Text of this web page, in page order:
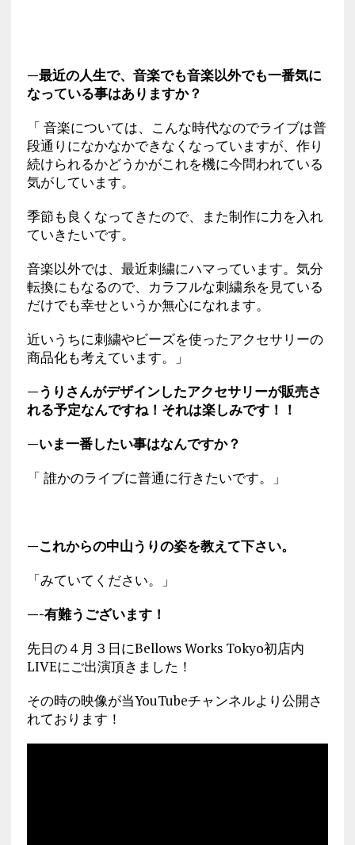
—最近の人生で、音楽でも音楽以外でも一番気に
なっている事はありますか？
「 音楽については、こんな時代なのでライブは普
段通りになかなかできなくなっていますが、作り
続けられるかどうかがこれを機に今問われている
気がしています。
季節も良くなってきたので、また制作に力を入れ
ていきたいです。
音楽以外では、最近刺繍にハマっています。気分
転換にもなるので、カラフルな刺繍糸を見ている
だけでも幸せというか無心になれます。
近いうちに刺繍やビーズを使ったアクセサリーの
商品化も考えています。」
—うりさんがデザインしたアクセサリーが販売さ
れる予定なんですね！それは楽しみです！！
—いま一番したい事はなんですか？
「 誰かのライブに普通に行きたいです。」
—これからの中山うりの姿を教えて下さい。
「みていてください。」
—-有難うございます！
先日の４月３日にBellows Works Tokyo初店内
LIVEにご出演頂きました！
その時の映像が当YouTubeチャンネルより公開さ
れております！